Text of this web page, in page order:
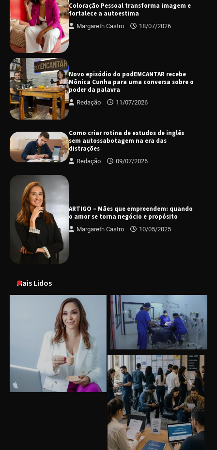
Coloração Pessoal transforma imagem e
fortalece a autoestima
Margareth Castro 18/07/2026
Novo episódio do podEMCANTAR recebe
Mônica Cunha para uma conversa sobre o
poder da palavra
Redação 11/07/2026
Como criar rotina de estudos de inglês
sem autossabotagem na era das
distrações
Redação 09/07/2026
ARTIGO – Mães que empreendem: quando
o amor se torna negócio e propósito
Margareth Castro 10/05/2025
Mais Lidos